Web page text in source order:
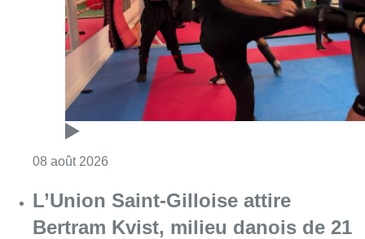
08 août 2026
L’Union Saint-Gilloise attire
Bertram Kvist, milieu danois de 21